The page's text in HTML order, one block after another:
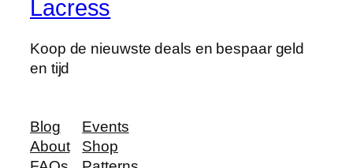
Lacress
Koop de nieuwste deals en bespaar geld
en tijd
Blog
About
Events
Shop